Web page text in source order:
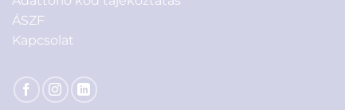
ÁSZF
Kapcsolat